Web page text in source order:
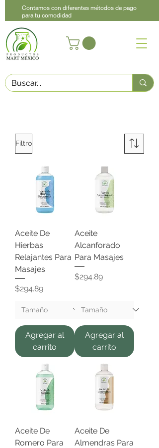
Contamos con diferentes métodos de pago
para tu comodidad
Contacto
Filtro
Aceite De
Hierbas
Relajantes Para
Masajes
Precio
$294.89
Agregar al
carrito
Aceite
Alcanforado
Para Masajes
Precio
$294.89
Agregar al
carrito
Aceite De
Romero Para
Aceite De
Almendras Para